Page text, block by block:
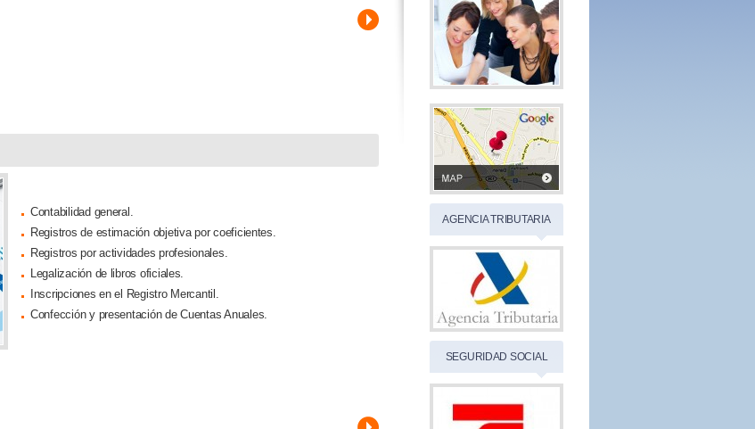
Contabilidad general.
Registros de estimación objetiva por coeficientes.
Registros por actividades profesionales.
Legalización de libros oficiales.
Inscripciones en el Registro Mercantil.
Confección y presentación de Cuentas Anuales.
AGENCIA TRIBUTARIA
SEGURIDAD SOCIAL